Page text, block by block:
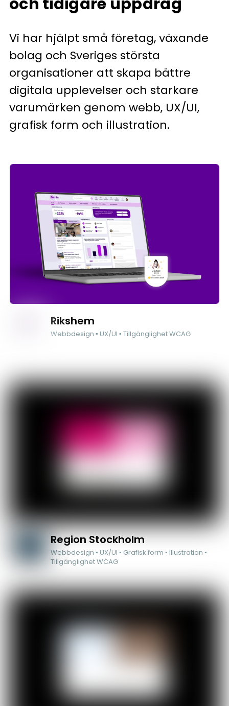
Vi har hjälpt små företag, växande
bolag och Sveriges största
organisationer att skapa bättre
digitala upplevelser och starkare
varumärken genom webb, UX/UI,
grafisk form och illustration.
Rikshem
Webbdesign ▪ UX/UI ▪ Tillgänglighet WCAG
Region Stockholm
Webbdesign ▪ UX/UI ▪ Grafisk form ▪ Illustration ▪
Tillgänglighet WCAG